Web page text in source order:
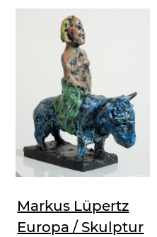
Markus Lüpertz
Europa / Skulptur